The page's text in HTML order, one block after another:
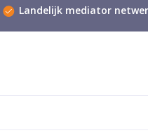
Landelijk mediator